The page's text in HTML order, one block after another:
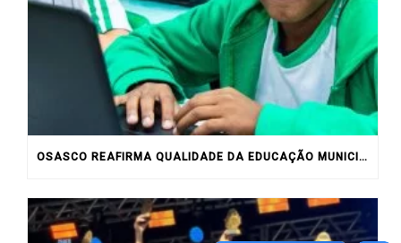
OSASCO REAFIRMA QUALIDADE DA EDUCAÇÃO MUNICIPAL COM RESULTADOS DO IDEB